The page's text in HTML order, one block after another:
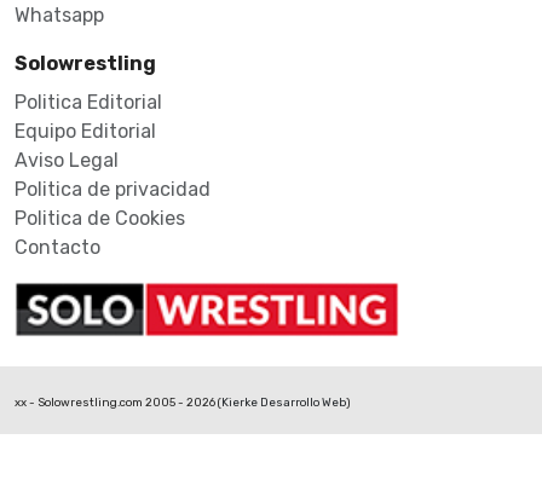
Whatsapp
Solowrestling
Politica Editorial
Equipo Editorial
Aviso Legal
Politica de privacidad
Politica de Cookies
Contacto
xx - Solowrestling.com 2005 - 2026 (Kierke Desarrollo Web)